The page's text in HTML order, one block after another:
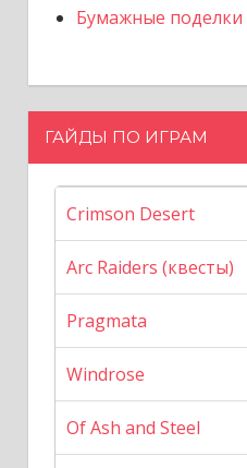
Бумажные поделки
ГАЙДЫ ПО ИГРАМ
Crimson Desert
Arc Raiders (квесты)
Pragmata
Windrose
Of Ash and Steel